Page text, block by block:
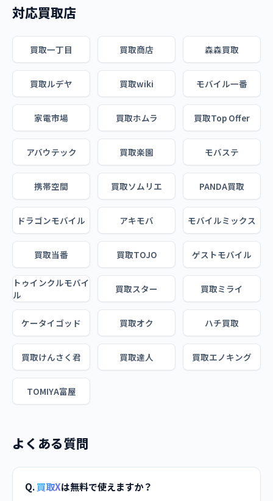
対応買取店
買取一丁目 買取商店 森森買取
買取ルデヤ 買取wiki モバイル一番
家電市場 買取ホムラ 買取Top Offer
アバウテック 買取楽園 モバステ
携帯空間 買取ソムリエ PANDA買取
ドラゴンモバイル アキモバ モバイルミックス
買取当番 買取TOJO ゲストモバイル
トゥインクルモバイ
ル
買取スター 買取ミライ
ケータイゴッド 買取オク ハチ買取
買取けんさく君 買取達人 買取エノキング
TOMIYA富屋
よくある質問
Q.買取Xは無料で使えますか？